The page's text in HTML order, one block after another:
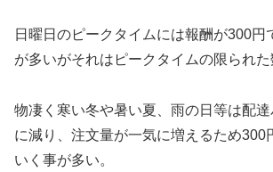
日曜日のピークタイムには報酬が300円
が多いがそれはピークタイムの限られた
物凄く寒い冬や暑い夏、雨の日等は配
に減り、注文量が一気に増えるため300
いく事が多い。